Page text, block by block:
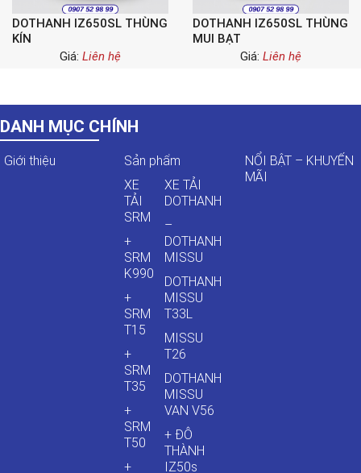
DOTHANH IZ650SL THÙNG
KÍN
Giá: Liên hệ
DOTHANH IZ650SL THÙNG
MUI BẠT
Giá: Liên hệ
DANH MỤC CHÍNH
Giới thiệu
Sản phẩm
XE
TẢI
SRM
+
SRM
K990
+
SRM
T15
+
SRM
T35
+
SRM
T50
+
XE TẢI
DOTHANH
–
DOTHANH
MISSU
DOTHANH
MISSU
T33L
MISSU
T26
DOTHANH
MISSU
VAN V56
+ ĐÔ
THÀNH
IZ50s
NỔI BẬT – KHUYẾN
MÃI